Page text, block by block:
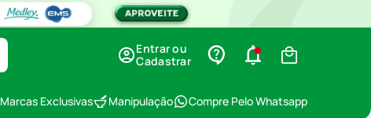
Entrar ou
Cadastrar
Marcas Exclusivas Manipulação Compre Pelo Whatsapp